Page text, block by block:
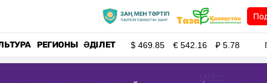
РЕГИОНЫ ӘДІЛЕТ $469.85 €542.16 ₽5.78